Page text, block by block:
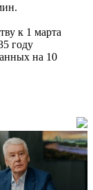
к 1 марта
году
на 10